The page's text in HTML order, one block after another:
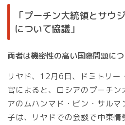
「プーチン大統領とサウ
について協議」
両者は機密性の高い国際問題に
リヤド、12月6日、ドミトリー
官によると、ロシアのプーチン
アのムハンマド・ビン・サル
子は、リヤドでの会談で中東情